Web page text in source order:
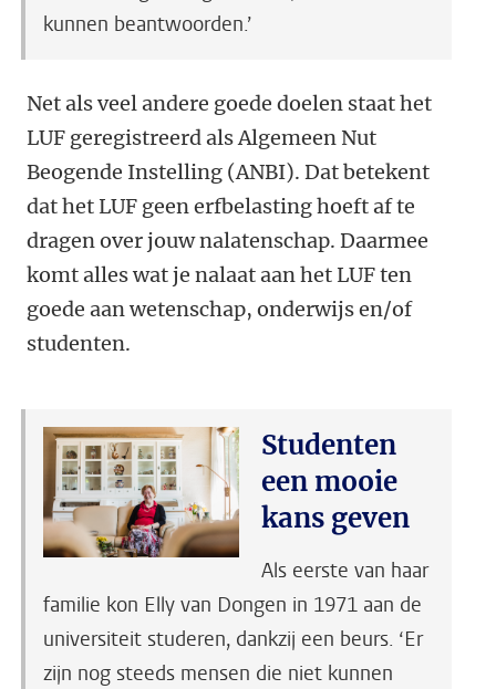
kunnen beantwoorden.’
Net als veel andere goede doelen staat het
LUF geregistreerd als Algemeen Nut
Beogende Instelling (ANBI). Dat betekent
dat het LUF geen erfbelasting hoeft af te
dragen over jouw nalatenschap. Daarmee
komt alles wat je nalaat aan het LUF ten
goede aan wetenschap, onderwijs en/of
studenten.
Studenten
een mooie
kans geven
Als eerste van haar
familie kon Elly van Dongen in 1971 aan de
universiteit studeren, dankzij een beurs. ‘Er
zijn nog steeds mensen die niet kunnen